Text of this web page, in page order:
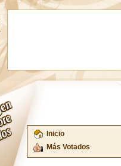
Inicio
Más Votados